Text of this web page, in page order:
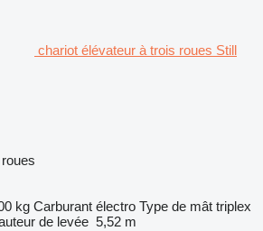
chariot élévateur à trois roues Still
kg Carburant électro Type de mât triplex
de levée 5,52 m